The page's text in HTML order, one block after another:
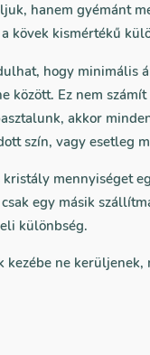
hanem gyémánt
kövek kismértékű
hogy minimális
között. Ez nem
akkor
szín, vagy esetleg
mennyiséget
egy másik
különbség.
ne